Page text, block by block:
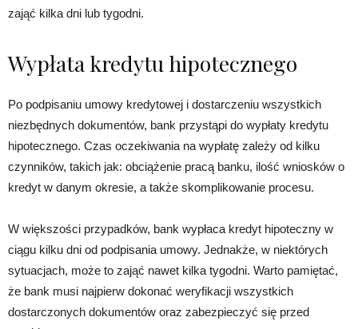
zająć kilka dni lub tygodni.
Wypłata kredytu hipotecznego
Po podpisaniu umowy kredytowej i dostarczeniu wszystkich
niezbędnych dokumentów, bank przystąpi do wypłaty kredytu
hipotecznego. Czas oczekiwania na wypłatę zależy od kilku
czynników, takich jak: obciążenie pracą banku, ilość wniosków o
kredyt w danym okresie, a także skomplikowanie procesu.
W większości przypadków, bank wypłaca kredyt hipoteczny w
ciągu kilku dni od podpisania umowy. Jednakże, w niektórych
sytuacjach, może to zająć nawet kilka tygodni. Warto pamiętać,
że bank musi najpierw dokonać weryfikacji wszystkich
dostarczonych dokumentów oraz zabezpieczyć się przed